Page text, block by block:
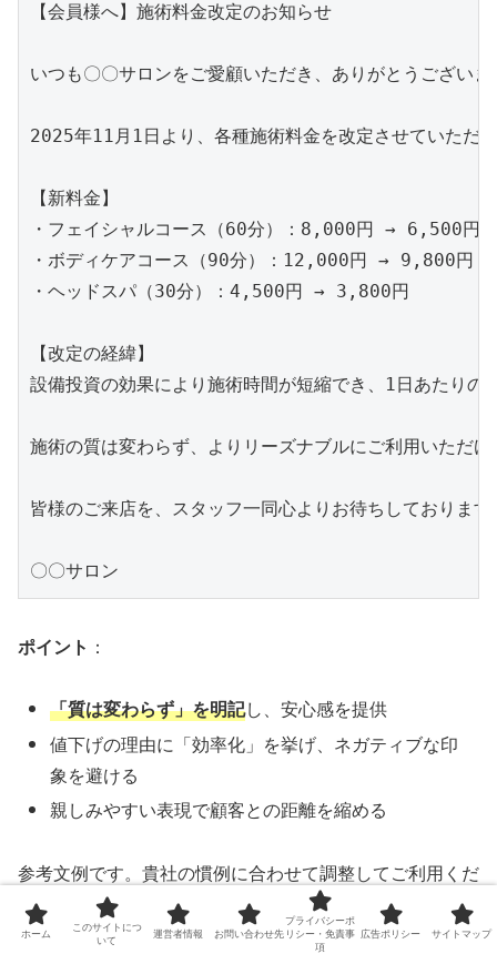
【会員様へ】施術料金改定のお知らせ
いつも〇〇サロンをご愛顧いただき、ありがとうございま
2025年11月1日より、各種施術料金を改定させていただ
【新料金】
・フェイシャルコース（60分）：8,000円 → 6,500円
・ボディケアコース（90分）：12,000円 → 9,800円
・ヘッドスパ（30分）：4,500円 → 3,800円
【改定の経緯】
設備投資の効果により施術時間が短縮でき、1日あたり
施術の質は変わらず、よりリーズナブルにご利用いただけ
皆様のご来店を、スタッフ一同心よりお待ちしております
ポイント ：
「質は変わらず」を明記し、安心感を提供
値下げの理由に「効率化」を挙げ、ネガティブな印
象を避ける
親しみやすい表現で顧客との距離を縮める
参考文例です。貴社の慣例に合わせて調整してご利用くだ
さい
ホーム
このサイトにつ
いて
運営者情報 お問い合わせ先
プライバシーポ
リシー・免責事
項
広告ポリシー サイトマップ